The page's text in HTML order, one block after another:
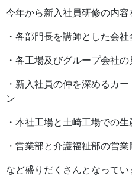
今年から新入社員研修の内容
・各部門長を講師とした会
・各工場及びグループ会社の
・新入社員の仲を深めるカ
ン
・本社工場と土崎工場での生
・営業部と介護福祉部の営業
など盛りだくさんとなってい